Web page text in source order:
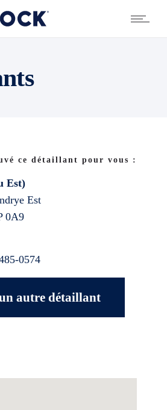
ce détaillant pour vous :
Est)
Est
0A9
0574
autre détaillant